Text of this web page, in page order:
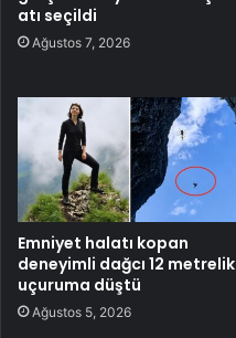
atı seçildi
Ağustos 7, 2026
Emniyet halatı kopan
deneyimli dağcı 12 metrelik
uçuruma düştü
Ağustos 5, 2026